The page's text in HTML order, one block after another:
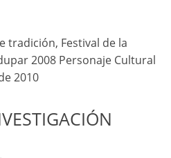
tradición, Festival de la
2008 Personaje Cultural
2010